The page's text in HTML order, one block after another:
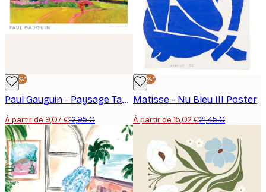
-30%*
Paul Gauguin - Paysage Tahitien Affiche
À partir de 9,07 €12,95 €
-30%*
Matisse - Nu Bleu III Poster
À partir de 15,02 €21,45 €